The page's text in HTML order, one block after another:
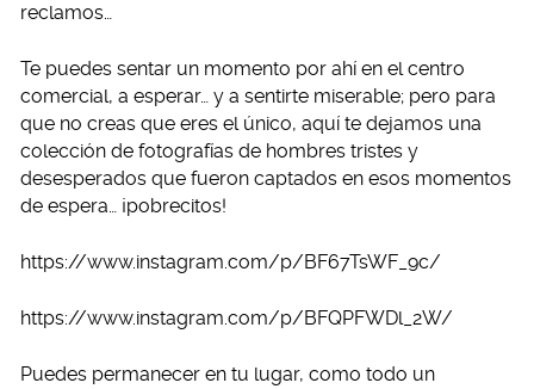
reclamos…
Te puedes sentar un momento por ahí en el centro
comercial, a esperar… y a sentirte miserable; pero para
que no creas que eres el único, aquí te dejamos una
colección de fotografías de hombres tristes y
desesperados que fueron captados en esos momentos
de espera… ¡pobrecitos!
https://www.instagram.com/p/BF67TsWF_9c/
https://www.instagram.com/p/BFQPFWDl_2W/
Puedes permanecer en tu lugar, como todo un